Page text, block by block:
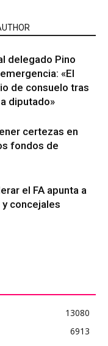
delegado Pino
«El
de consuelo tras
diputado»
certezas en
fondos de
el FA apunta a
concejales
13080
6913